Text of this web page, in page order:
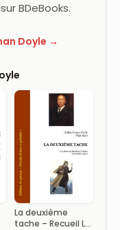
BDeBooks.
Doyle →
La deuxième
tache – Recueil Le